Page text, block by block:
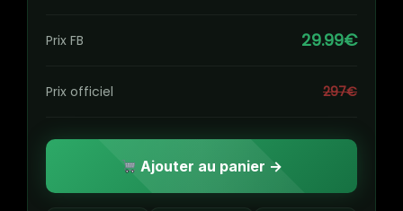
Prix FB 29.99€
Prix officiel 297€
Ajouter au panier →